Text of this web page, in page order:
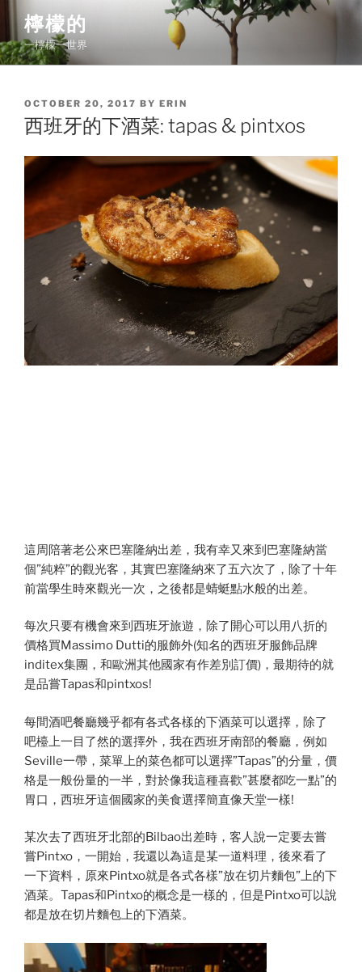
content
檸檬的
一檸檬一世界
POSTED
ON
OCTOBER 20, 2017 BY ERIN
西班牙的下酒菜: tapas & pintxos
這周陪著老公來巴塞隆納出差，我有幸又來到巴塞隆納當
個”純粹”的觀光客，其實巴塞隆納來了五六次了，除了十年
前當學生時來觀光一次，之後都是蜻蜓點水般的出差。
每次只要有機會來到西班牙旅遊，除了開心可以用八折的
價格買Massimo Dutti的服飾外(知名的西班牙服飾品牌
inditex集團，和歐洲其他國家有作差別訂價)，最期待的就
是品嘗Tapas和pintxos!
每間酒吧餐廳幾乎都有各式各樣的下酒菜可以選擇，除了
吧檯上一目了然的選擇外，我在西班牙南部的餐廳，例如
Seville一帶，菜單上的菜色都可以選擇”Tapas”的分量，價
格是一般份量的一半，對於像我這種喜歡”甚麼都吃一點”的
胃口，西班牙這個國家的美食選擇簡直像天堂一樣!
某次去了西班牙北部的Bilbao出差時，客人說一定要去嘗
嘗Pintxo，一開始，我還以為這是某一道料理，後來看了
一下資料，原來Pintxo就是各式各樣”放在切片麵包”上的下
酒菜。Tapas和Pintxo的概念是一樣的，但是Pintxo可以說
都是放在切片麵包上的下酒菜。